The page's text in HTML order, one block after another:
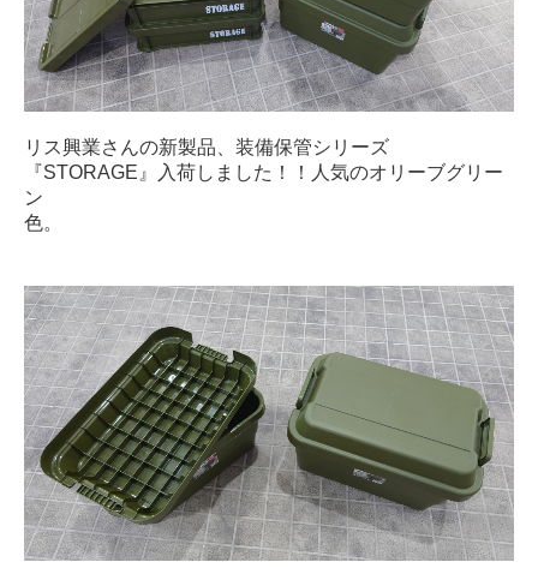
リス興業さんの新製品、装備保管シリーズ
『STORAGE』入荷しました！！人気のオリーブグリー
ン
色。